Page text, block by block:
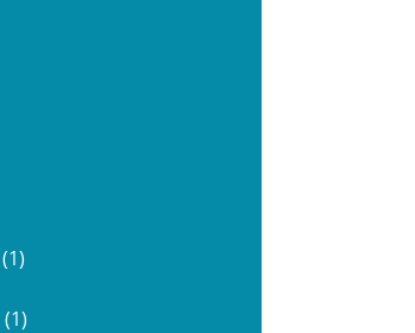
(1)
(1)